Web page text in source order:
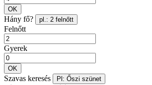
OK
Hány fő? pl.: 2 felnőtt
Felnőtt
Gyerek
OK
Szavas keresés Pl: Őszi szünet